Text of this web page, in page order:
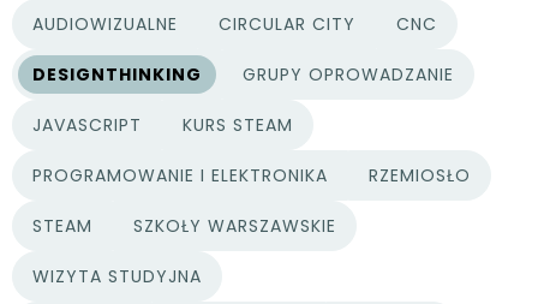
AUDIOWIZUALNE CIRCULAR CITY CNC
DESIGNTHINKING GRUPY OPROWADZANIE
JAVASCRIPT KURS STEAM
PROGRAMOWANIE I ELEKTRONIKA RZEMIOSŁO
STEAM SZKOŁY WARSZAWSKIE
WIZYTA STUDYJNA